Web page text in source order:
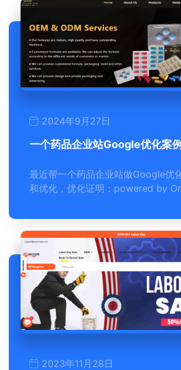
2024年9月27日
一个药品企业站Google优化案例
最近帮一个药品企业站做Google优
和优化，优化证明：powered by
2023年11月28日